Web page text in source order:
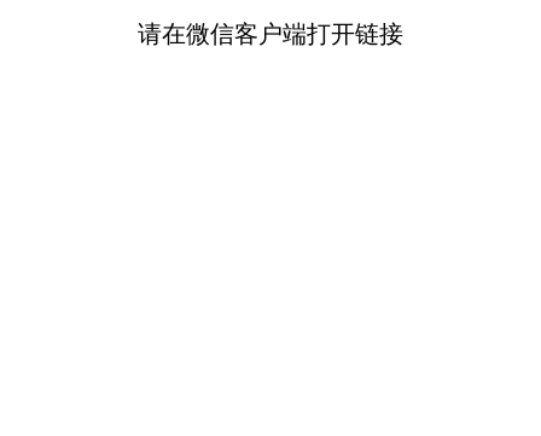
请在微信客户端打开链接